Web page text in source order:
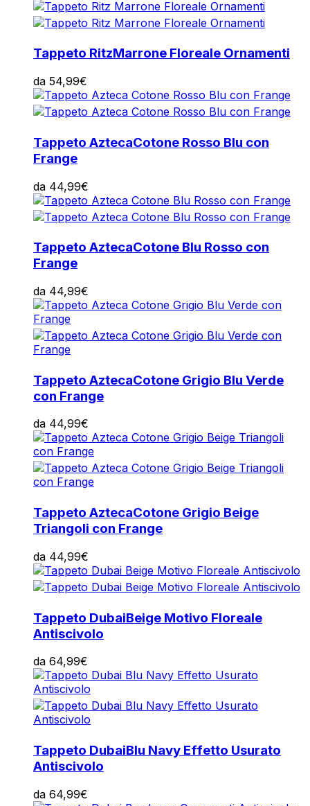
Tappeto RitzMarrone Floreale Ornamenti
da 54,99€
Tappeto AztecaCotone Rosso Blu con
Frange
da 44,99€
Tappeto AztecaCotone Blu Rosso con
Frange
da 44,99€
Tappeto AztecaCotone Grigio Blu Verde
con Frange
da 44,99€
Tappeto AztecaCotone Grigio Beige
Triangoli con Frange
da 44,99€
Tappeto DubaiBeige Motivo Floreale
Antiscivolo
da 64,99€
Tappeto DubaiBlu Navy Effetto Usurato
Antiscivolo
da 64,99€